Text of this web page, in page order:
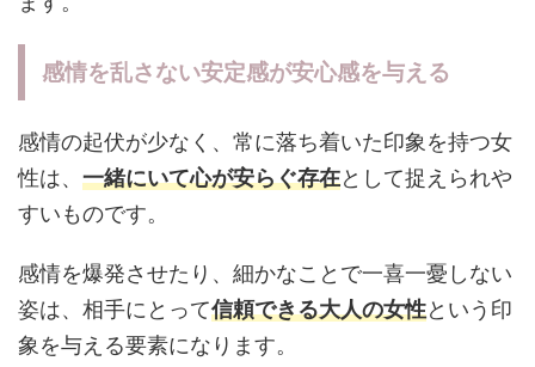
感情を乱さない安定感が安心感を与える
感情の起伏が少なく、常に落ち着いた印象を持つ女
性は、 一緒にいて心が安らぐ存在として捉えられや
すいものです。
感情を爆発させたり、細かなことで一喜一憂しない
姿は、相手にとって信頼できる大人の女性という印
象を与える要素になります。